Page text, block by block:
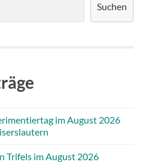
Suchen
im August 2026
Trifels im August 2026